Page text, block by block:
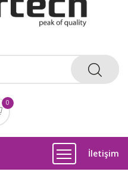
0
İletişim